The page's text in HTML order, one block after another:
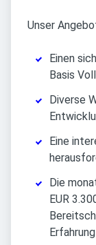
Unser
Einen
Basis
Diverse
Eine
Die
EUR